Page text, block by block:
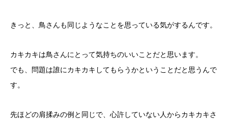
きっと、鳥さんも同じようなことを思っている気がするんです。
カキカキは鳥さんにとって気持ちのいいことだと思います。
でも、問題は誰にカキカキしてもらうかということだと思うんで
す。
先ほどの肩揉みの例と同じで、心許していない人からカキカキさ